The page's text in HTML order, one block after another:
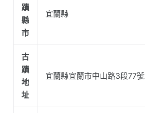
蹟
縣
市
宜蘭縣
古
蹟
地
址
宜蘭縣宜蘭市中山路3段77號